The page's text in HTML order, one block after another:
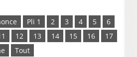
Pli 1 2 3 4 5
6
12 13 14 15 16
17
Tout